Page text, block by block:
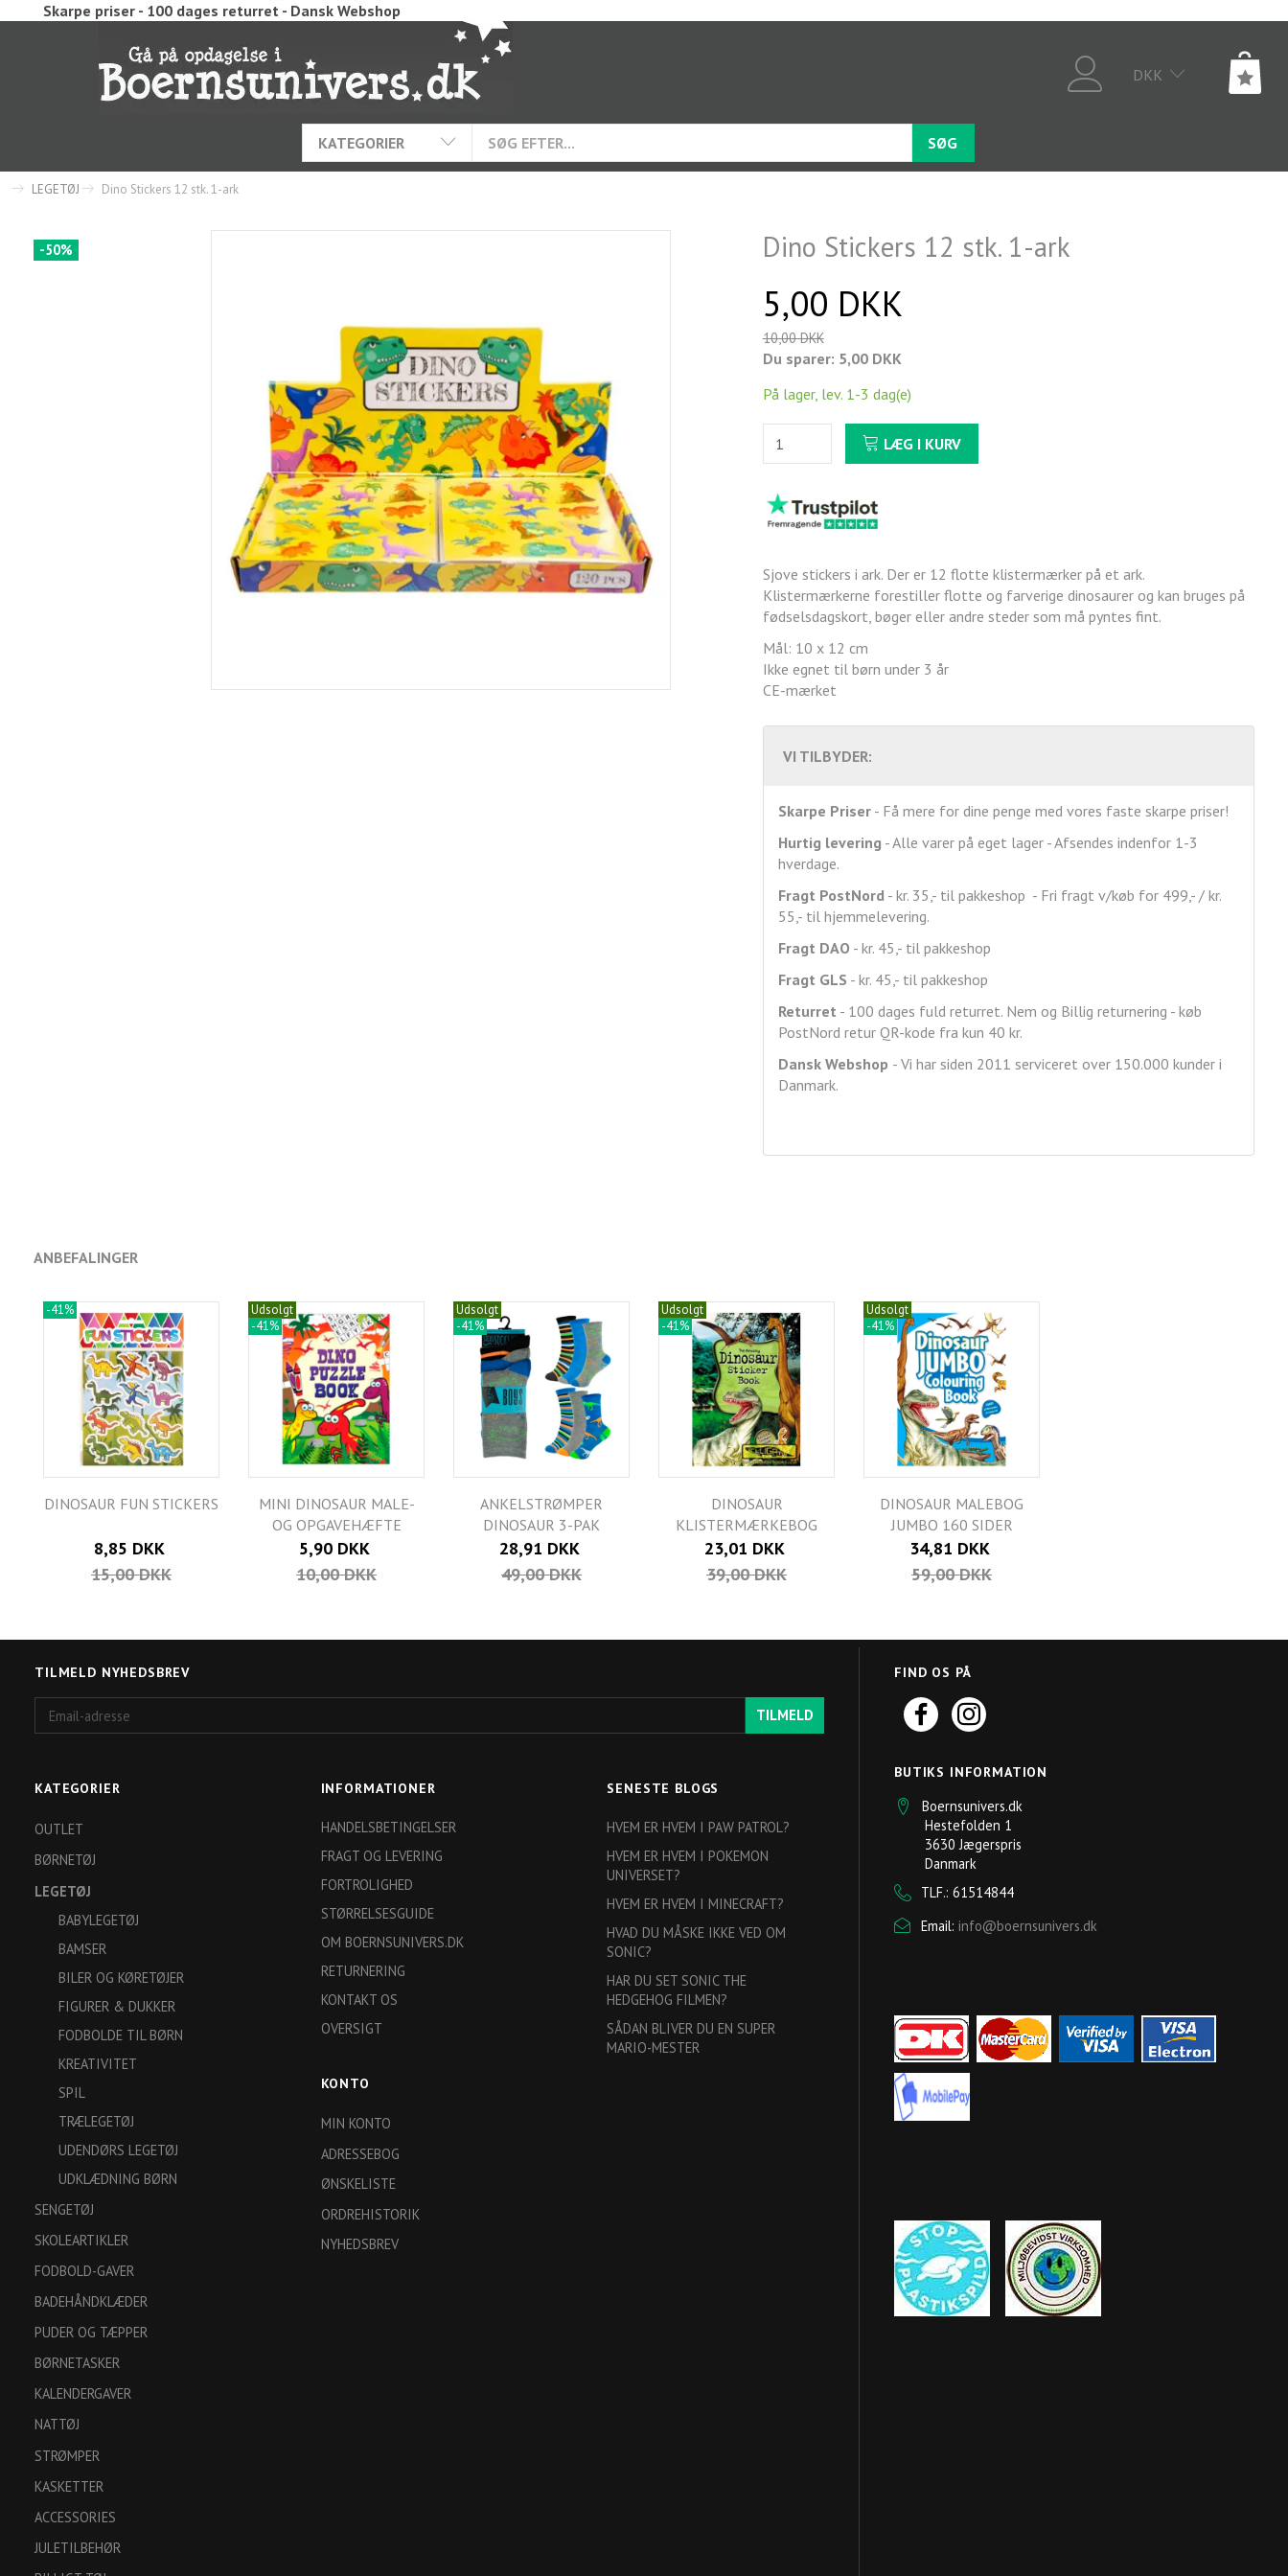
Skarpe priser - 100 dages returret - Dansk Webshop
DKK
KATEGORIER SØG
LEGETØJ Dino Stickers 12 stk. 1-ark
-50% Dino Stickers 12 stk. 1-ark
5,00 DKK
10,00 DKK
Du sparer: 5,00 DKK
På lager, lev. 1-3 dag(e)
LÆG I KURV
Sjove stickers i ark. Der er 12 flotte klistermærker på et ark.
Klistermærkerne forestiller flotte og farverige dinosaurer og kan bruges på
fødselsdagskort, bøger eller andre steder som må pyntes fint.
Mål: 10 x 12 cm
Ikke egnet til børn under 3 år
CE-mærket
VI TILBYDER:
Skarpe Priser- Få mere for dine penge med vores faste skarpe priser!
Hurtig levering - Alle varer på eget lager - Afsendes indenfor 1-3
hverdage.
Fragt PostNord- kr. 35,- til pakkeshop - Fri fragt v/køb for 499,- / kr.
55,- til hjemmelevering.
Fragt DAO - kr. 45,- til pakkeshop
Fragt GLS - kr. 45,- til pakkeshop
Returret - 100 dages fuld returret. Nem og Billig returnering - køb
PostNord retur QR-kode fra kun 40 kr.
Dansk Webshop - Vi har siden 2011 serviceret over 150.000 kunder i
Danmark.
ANBEFALINGER
-41%
DINOSAUR FUN STICKERS
8,85 DKK
15,00 DKK
Udsolgt
-41%
MINI DINOSAUR MALE-
OG OPGAVEHÆFTE
5,90 DKK
10,00 DKK
Udsolgt
-41%
ANKELSTRØMPER
DINOSAUR 3-PAK
28,91 DKK
49,00 DKK
Udsolgt
-41%
DINOSAUR
KLISTERMÆRKEBOG
23,01 DKK
39,00 DKK
Udsolgt
-41%
DINOSAUR MALEBOG
JUMBO 160 SIDER
34,81 DKK
59,00 DKK
TILMELD NYHEDSBREV
adresse
TILMELD
KATEGORIER
OUTLET
BØRNETØJ
LEGETØJ
BABYLEGETØJ
BAMSER
BILER OG KØRETØJER
FIGURER & DUKKER
FODBOLDE TIL BØRN
KREATIVITET
SPIL
TRÆLEGETØJ
UDENDØRS LEGETØJ
UDKLÆDNING BØRN
SENGETØJ
SKOLEARTIKLER
FODBOLD-GAVER
BADEHÅNDKLÆDER
PUDER OG TÆPPER
BØRNETASKER
KALENDERGAVER
NATTØJ
STRØMPER
KASKETTER
ACCESSORIES
JULETILBEHØR
INFORMATIONER
HANDELSBETINGELSER
FRAGT OG LEVERING
FORTROLIGHED
STØRRELSESGUIDE
OM BOERNSUNIVERS.DK
RETURNERING
KONTAKT OS
OVERSIGT
KONTO
MIN KONTO
ADRESSEBOG
ØNSKELISTE
ORDREHISTORIK
NYHEDSBREV
SENESTE BLOGS
HVEM ER HVEM I PAW PATROL?
HVEM ER HVEM I POKEMON
UNIVERSET?
HVEM ER HVEM I MINECRAFT?
HVAD DU MÅSKE IKKE VED OM
SONIC?
HAR DU SET SONIC THE
HEDGEHOG FILMEN?
SÅDAN BLIVER DU EN SUPER
MARIO-MESTER
FIND OS PÅ
BUTIKS INFORMATION
Boernsunivers.dk
Hestefolden 1
3630 Jægerspris
Danmark
TLF.: 61514844
Email: info@boernsunivers.dk